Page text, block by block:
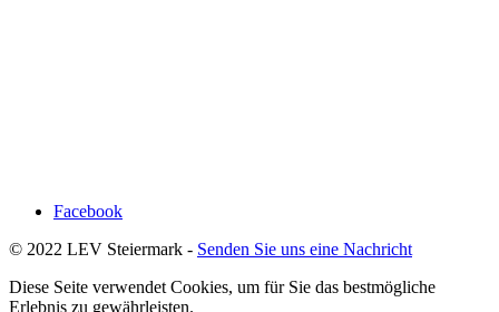
Facebook
© 2022 LEV Steiermark - Senden Sie uns eine Nachricht
Diese Seite verwendet Cookies, um für Sie das bestmögliche
Erlebnis zu gewährleisten.